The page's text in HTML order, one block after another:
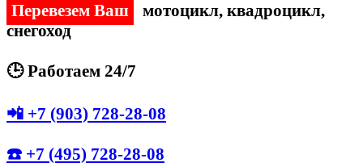
Перевезем Ваш
мотоцикл, квадроцикл,
снегоход
🕒 Работаем 24/7
📲 +7 (903) 728-28-08
☎️ +7 (495) 728-28-08